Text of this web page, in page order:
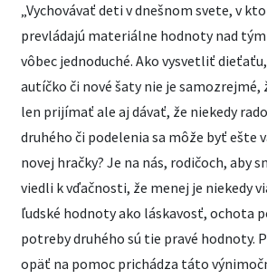
„Vychovávať deti v dnešnom svete, v
prevládajú materiálne hodnoty nad
vôbec jednoduché. Ako vysvetliť
autíčko či nové šaty nie je samozrejmé,
len prijímať ale aj dávať, že niekedy
druhého či podelenia sa môže byť ešte
novej hračky? Je na nás, rodičoch, aby
viedli k vďačnosti, že menej je niekedy
ľudské hodnoty ako láskavosť, ochota
potreby druhého sú tie pravé hodnoty.
opäť na pomoc prichádza táto